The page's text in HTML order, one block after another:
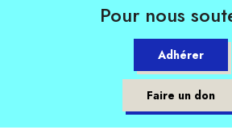
Pour nous
Adhérer
Faire un don